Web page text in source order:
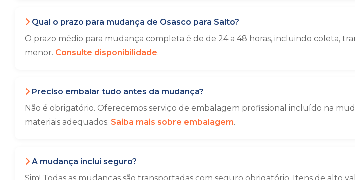
Qual o prazo para mudança de Osasco para Salto?
O prazo médio para mudança completa é de de 24 a 48 horas, incluindo coleta,
menor. Consulte disponibilidade.
Preciso embalar tudo antes da mudança?
Não é obrigatório. Oferecemos serviço de embalagem profissional incluído na
materiais adequados. Saiba mais sobre embalagem.
A mudança inclui seguro?
Sim! Todas as mudanças são transportadas com seguro obrigatório. Itens de alto